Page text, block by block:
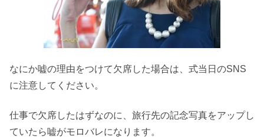
なにか嘘の理由をつけて欠席した場合は、式当日のSNS
に注意してください。
仕事で欠席したはずなのに、旅行先の記念写真をアップし
ていたら嘘がモロバレになります。